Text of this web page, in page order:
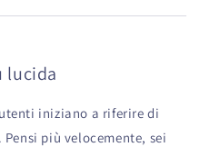
lucida
iniziano a riferire di
più velocemente, sei